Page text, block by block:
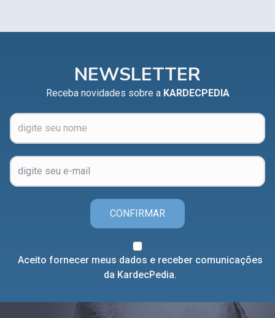
NEWSLETTER
Receba novidades sobre a KARDECPEDIA
CONFIRMAR
Aceito fornecer meus dados e receber comunicações
da KardecPedia.